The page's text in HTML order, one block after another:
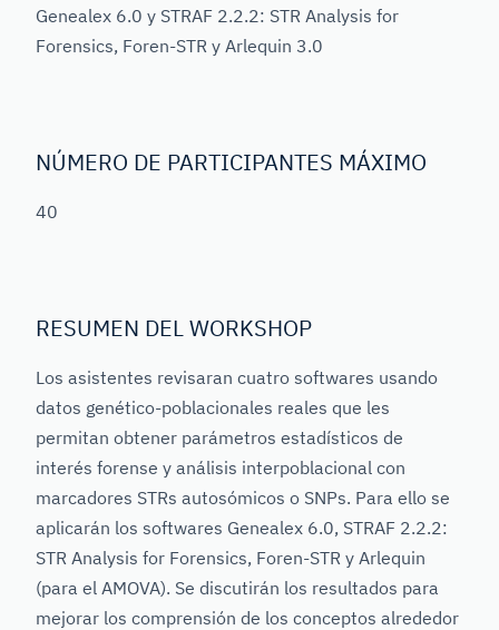
Genealex 6.0 y STRAF 2.2.2: STR Analysis for
Forensics, Foren-STR y Arlequin 3.0
NÚMERO DE PARTICIPANTES MÁXIMO
40
RESUMEN DEL WORKSHOP
Los asistentes revisaran cuatro softwares usando
datos genético-poblacionales reales que les
permitan obtener parámetros estadísticos de
interés forense y análisis interpoblacional con
marcadores STRs autosómicos o SNPs. Para ello se
aplicarán los softwares Genealex 6.0, STRAF 2.2.2:
STR Analysis for Forensics, Foren-STR y Arlequin
(para el AMOVA). Se discutirán los resultados para
mejorar los comprensión de los conceptos alrededor